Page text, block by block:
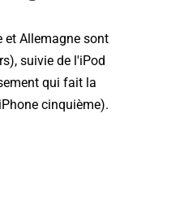
et Allemagne sont
suivie de l'iPod
qui fait la
cinquième).